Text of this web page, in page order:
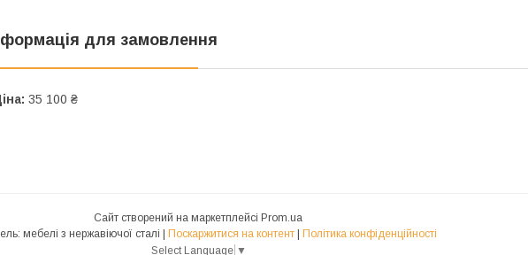
для замовлення
35 100 ₴
Сайт створений на маркетплейсі Prom.ua
Фудмебель: мебелі з нержавіючої сталі | Поскаржитися на контент | Політика конфіденційності
Select Language ▼